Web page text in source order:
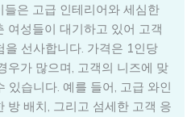
은 고급 인테리어와 세심한
여성들이 대기하고 있어 고객
선사합니다. 가격은 1인당
우가 많으며, 고객의 니즈에 맞
있습니다. 예를 들어, 고급 와인
방 배치, 그리고 섬세한 고객 응